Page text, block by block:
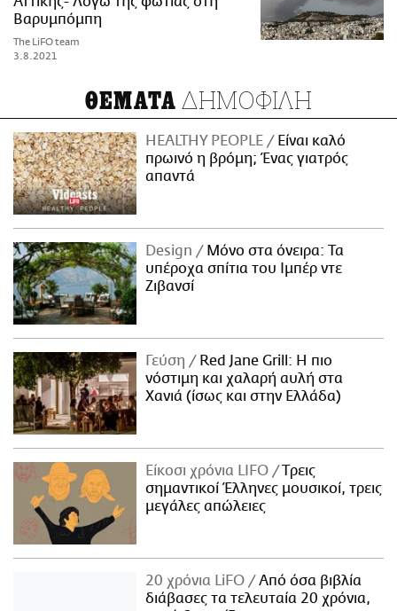
Βαρυμπόμπη
The LiFO team
3.8.2021
ΘΕΜΑΤΑ ΔΗΜΟΦΙΛΗ
HEALTHY PEOPLE
Είναι καλό
πρωινό η βρόμη; Ένας γιατρός
απαντά
Design
Μόνο στα όνειρα: Τα
υπέροχα σπίτια του Ιμπέρ ντε
Ζιβανσί
Γεύση
Red Jane Grill: Η πιο
νόστιμη και χαλαρή αυλή στα
Χανιά (ίσως και στην Ελλάδα)
Είκοσι χρόνια LIFO
Tρεις
σημαντικοί Έλληνες μουσικοί, τρεις
μεγάλες απώλειες
20 χρόνια LiFO
Από όσα βιβλία
διάβασες τα τελευταία 20 χρόνια,